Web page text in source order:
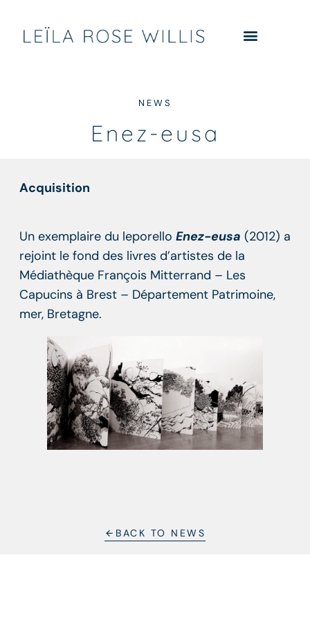
NEWS
Enez-eusa
Acquisition
Un exemplaire du leporello Enez-eusa (2012) a
rejoint le fond des livres d’artistes de la
Médiathèque François Mitterrand – Les
Capucins à Brest – Département Patrimoine,
mer, Bretagne.
BACK TO NEWS